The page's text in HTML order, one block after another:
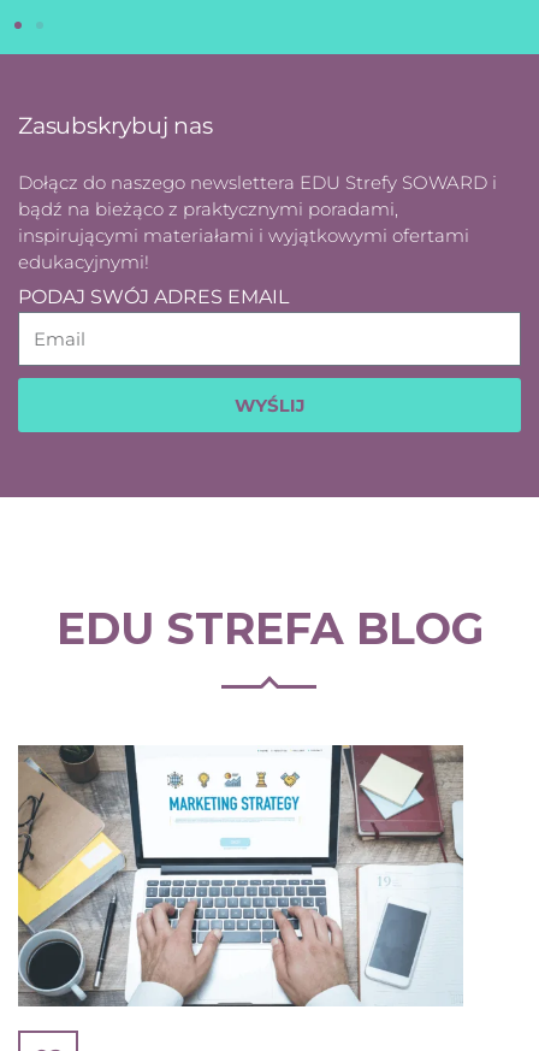
Zasubskrybuj nas
Dołącz do naszego newslettera EDU Strefy SOWARD i
bądź na bieżąco z praktycznymi poradami,
inspirującymi materiałami i wyjątkowymi ofertami
edukacyjnymi!
PODAJ SWÓJ ADRES EMAIL
WYŚLIJ
EDU STREFA BLOG